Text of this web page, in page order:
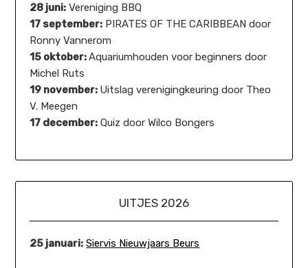
28 juni: Vereniging BBQ
17 september: PIRATES OF THE CARIBBEAN door
Ronny Vannerom
15 oktober:Aquariumhouden voor beginners door
Michel Ruts
19 november: Uitslag verenigingkeuring door Theo
V. Meegen
17 december: Quiz door Wilco Bongers
UITJES 2026
25 januari: Siervis Nieuwjaars Beurs